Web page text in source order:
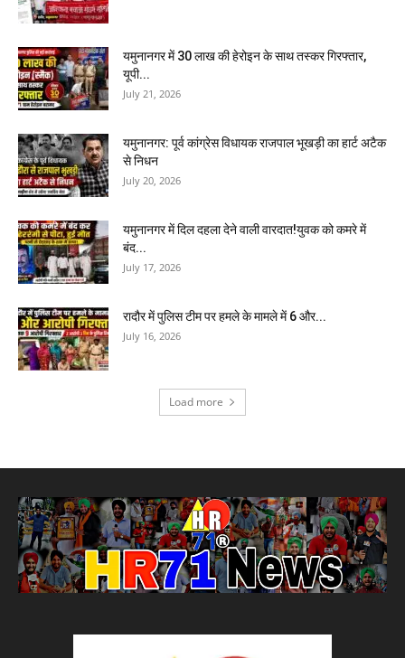
यमुनानगर में 30 लाख की हेरोइन के साथ तस्कर गिरफ्तार,
यूपी...
July 21, 2026
यमुनानगर: पूर्व कांग्रेस विधायक राजपाल भूखड़ी का हार्ट अटैक
से निधन
July 20, 2026
यमुनानगर में दिल दहला देने वाली वारदात!युवक को कमरे में
बंद...
July 17, 2026
रादौर में पुलिस टीम पर हमले के मामले में 6 और...
July 16, 2026
Load more